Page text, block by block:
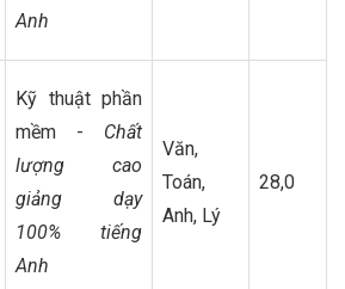
Anh
Kỹ thuật phần
mềm - Chất
lượng cao
giảng dạy
100% tiếng
Anh
Văn,
Toán,
Anh, Lý
28,0